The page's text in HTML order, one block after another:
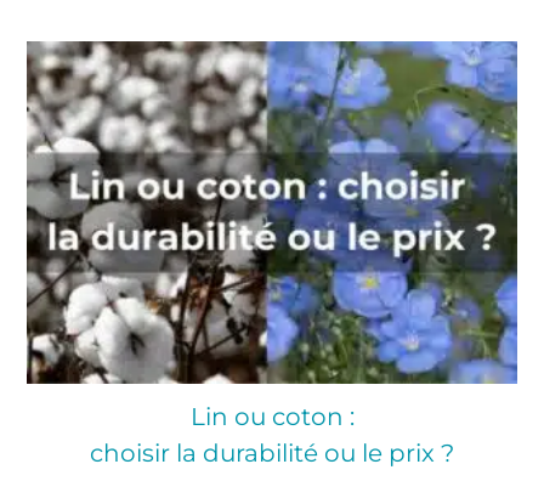
Lin ou coton :
choisir la durabilité ou le prix ?